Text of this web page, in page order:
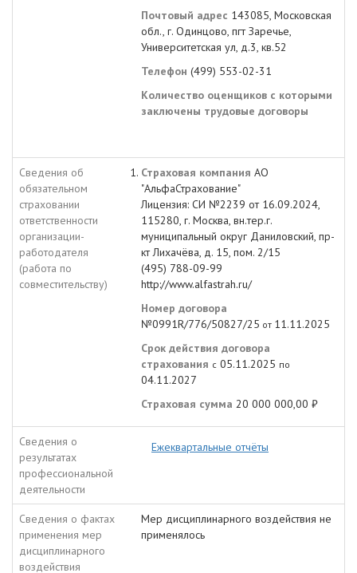
Почтовый адрес 143085, Московская
обл., г. Одинцово, пгт Заречье,
Университетская ул, д.3, кв.52
Телефон (499) 553-02-31
Количество оценщиков с которыми
заключены трудовые договоры
Сведения об
обязательном
страховании
ответственности
организации-
работодателя
(работа по
совместительству)
Страховая компания АО
"АльфаСтрахование"
Лицензия: СИ №2239 от 16.09.2024,
115280, г. Москва, вн.тер.г.
муниципальный округ Даниловский, пр-
кт Лихачёва, д. 15, пом. 2/15
(495) 788-09-99
http://www.alfastrah.ru/
Номер договора
№0991R/776/50827/25 от 11.11.2025
Срок действия договора
страхования с 05.11.2025 по
04.11.2027
Страховая сумма 20 000 000,00 ₽
Сведения о
результатах
профессиональной
деятельности
Ежеквартальные отчёты
Сведения о фактах
применения мер
дисциплинарного
воздействия
Мер дисциплинарного воздействия не
применялось